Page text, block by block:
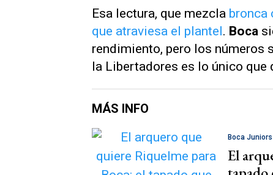
Esa lectura, que mezcla bronca
que atraviesa el plantel. Boca
rendimiento, pero los números
la Libertadores es lo único que
MÁS INFO
Boca Juniors
El